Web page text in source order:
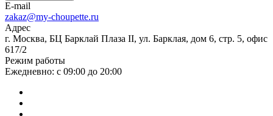
E-mail
zakaz@my-choupette.ru
Адрес
г. Москва, БЦ Барклай Плаза II, ул. Барклая, дом 6, стр. 5, офис
617/2
Режим работы
Ежедневно: с 09:00 до 20:00